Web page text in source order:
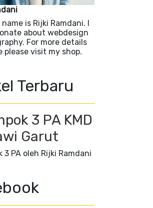
name is Rijki Ramdani. I
about webdesign
For more details
please visit my shop.
Terbaru
3 PA KMD
Garut
3 PA oleh Rijki Ramdani